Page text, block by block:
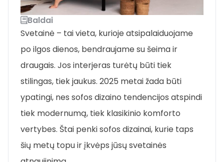
Baldai
Svetainė – tai vieta, kurioje atsipalaiduojame
po ilgos dienos, bendraujame su šeima ir
draugais. Jos interjeras turėtų būti tiek
stilingas, tiek jaukus. 2025 metai žada būti
ypatingi, nes sofos dizaino tendencijos atspindi
tiek modernumą, tiek klasikinio komforto
vertybes. Štai penki sofos dizainai, kurie taps
šių metų topu ir įkvėps jūsų svetainės